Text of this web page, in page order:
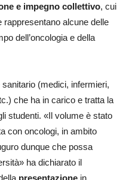
e impegno collettivo, cui
rappresentano alcune delle
dell’oncologia e della
(medici, infermieri,
che ha in carico e tratta la
studenti. «Il volume è stato
con oncologi, in ambito
dunque che possa
ha dichiarato il
presentazione in